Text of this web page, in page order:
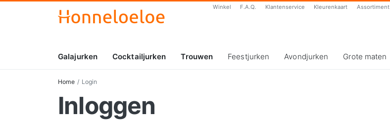
Winkel F.A.Q. Klantenservice Kleurenkaart Assortiment
Galajurken Cocktailjurken Trouwen Feestjurken Avondjurken Grote maten
Home Login
Inloggen